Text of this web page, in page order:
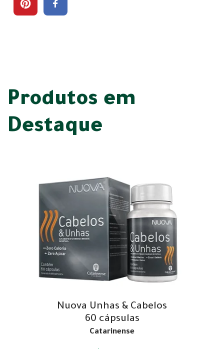
Produtos em
Destaque
Nuova Unhas & Cabelos
60 cápsulas
Catarinense